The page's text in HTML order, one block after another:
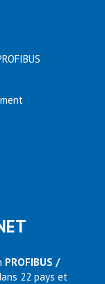
PROFIBUS /
22 pays et